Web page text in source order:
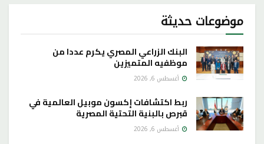
موضوعات حديثة
البنك الزراعي المصري يكرم عددا من
موظفيه المتميزين
أغسطس 6, 2026
ربط اكتشافات إكسون موبيل العالمية في
قبرص بالبنية التحتية المصرية
أغسطس 6, 2026